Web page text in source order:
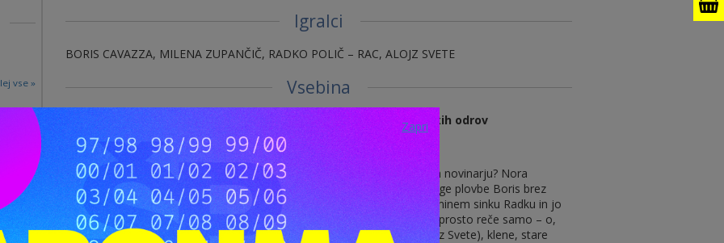
vse »
Igralci
BORIS CAVAZZA, MILENA ZUPANČIČ, RADKO POLIČ – RAC, ALOJZ SVETE
Vsebina
Komedija za gledališke sladokusce: Creme de la creme gledaliških odrov
Polnokrvnost zrelih let ali – v troje je lahko še lepše!
Le kaj je lahko skupnega upokojenemu kapetanu dolge plovbe, igralki in novinarju? Nora
ljubezen v zrelih letih seveda! In kaj se lahko zgodi, ko taisti kapetan dolge plovbe Boris brez
predsodkov in zadržkov narabuta ženo Mileno že rahlo ‘prezeblem’ maminem sinku Radku in jo
osvoji z mogočno moško taktiko … ob prvem snidenju ji strastno in preprosto reče samo – o,
baba!? Ko pa glas o romantičnem zapletu seže do Radkove mame (Alojz Svete), klene, stare
Zapri